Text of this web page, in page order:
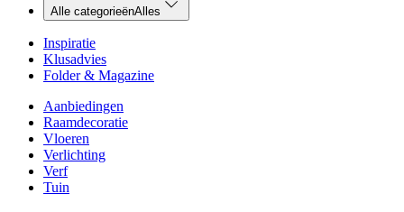
Alle categorieënAlles
Inspiratie
Klusadvies
Folder & Magazine
Aanbiedingen
Raamdecoratie
Vloeren
Verlichting
Verf
Tuin